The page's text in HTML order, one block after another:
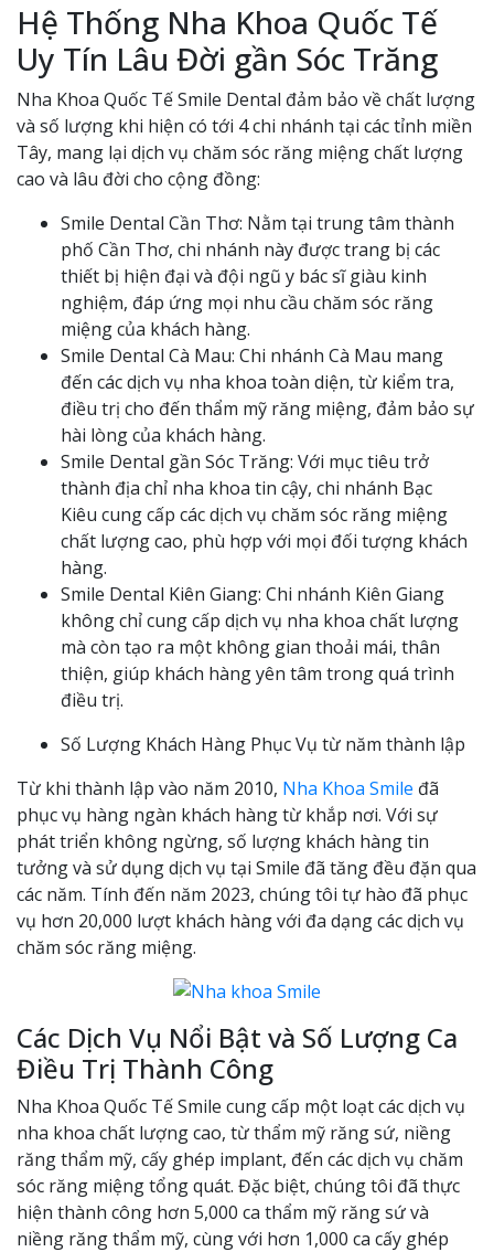
Hệ Thống Nha Khoa Quốc Tế
Uy Tín Lâu Đời gần Sóc Trăng
Nha Khoa Quốc Tế Smile Dental đảm bảo về chất lượng
và số lượng khi hiện có tới 4 chi nhánh tại các tỉnh miền
Tây, mang lại dịch vụ chăm sóc răng miệng chất lượng
cao và lâu đời cho cộng đồng:
Smile Dental Cần Thơ: Nằm tại trung tâm thành
phố Cần Thơ, chi nhánh này được trang bị các
thiết bị hiện đại và đội ngũ y bác sĩ giàu kinh
nghiệm, đáp ứng mọi nhu cầu chăm sóc răng
miệng của khách hàng.
Smile Dental Cà Mau: Chi nhánh Cà Mau mang
đến các dịch vụ nha khoa toàn diện, từ kiểm tra,
điều trị cho đến thẩm mỹ răng miệng, đảm bảo sự
hài lòng của khách hàng.
Smile Dental gần Sóc Trăng: Với mục tiêu trở
thành địa chỉ nha khoa tin cậy, chi nhánh Bạc
Kiêu cung cấp các dịch vụ chăm sóc răng miệng
chất lượng cao, phù hợp với mọi đối tượng khách
hàng.
Smile Dental Kiên Giang: Chi nhánh Kiên Giang
không chỉ cung cấp dịch vụ nha khoa chất lượng
mà còn tạo ra một không gian thoải mái, thân
thiện, giúp khách hàng yên tâm trong quá trình
điều trị.
Số Lượng Khách Hàng Phục Vụ từ năm thành lập
Từ khi thành lập vào năm 2010, Nha Khoa Smile đã
phục vụ hàng ngàn khách hàng từ khắp nơi. Với sự
phát triển không ngừng, số lượng khách hàng tin
tưởng và sử dụng dịch vụ tại Smile đã tăng đều đặn qua
các năm. Tính đến năm 2023, chúng tôi tự hào đã phục
vụ hơn 20,000 lượt khách hàng với đa dạng các dịch vụ
chăm sóc răng miệng.
Các Dịch Vụ Nổi Bật và Số Lượng Ca
Điều Trị Thành Công
Nha Khoa Quốc Tế Smile cung cấp một loạt các dịch vụ
nha khoa chất lượng cao, từ thẩm mỹ răng sứ, niềng
răng thẩm mỹ, cấy ghép implant, đến các dịch vụ chăm
sóc răng miệng tổng quát. Đặc biệt, chúng tôi đã thực
hiện thành công hơn 5,000 ca thẩm mỹ răng sứ và
niềng răng thẩm mỹ, cùng với hơn 1,000 ca cấy ghép